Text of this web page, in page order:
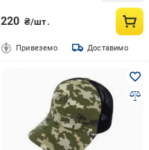
220 ₴/шт.
Привеземо Доставимо